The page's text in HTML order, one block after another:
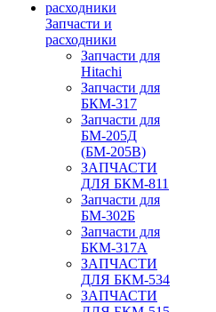
Запчасти и
расходники
Запчасти для
Hitachi
Запчасти для
БКМ-317
Запчасти для
БМ-205Д
(БМ-205В)
ЗАПЧАСТИ
ДЛЯ БКМ-811
Запчасти для
БМ-302Б
Запчасти для
БКМ-317А
ЗАПЧАСТИ
ДЛЯ БКМ-534
ЗАПЧАСТИ